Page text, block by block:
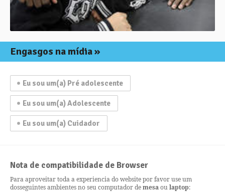
Engasgos na mídia
Eu sou um(a) Pré adolescente
Eu sou um(a) Adolescente
Eu sou um(a) Cuidador
Nota de compatibilidade de Browser
Para aproveitar toda a experiencia do website por favor use um
dosseguintes ambientes no seu computador demesaoulaptop: